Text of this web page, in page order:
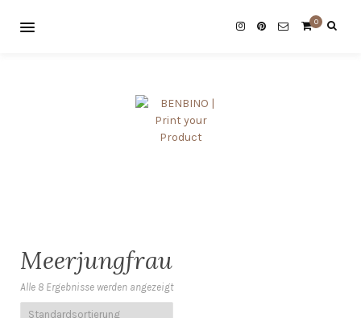
0
Meerjungfrau
Alle 8 Ergebnisse werden angezeigt